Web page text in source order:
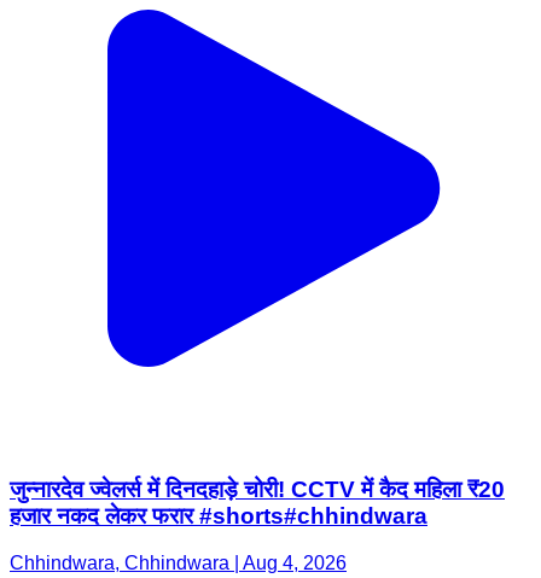
जुन्नारदेव ज्वेलर्स में दिनदहाड़े चोरी! CCTV में कैद महिला ₹20
हजार नकद लेकर फरार #shorts#chhindwara
Chhindwara, Chhindwara | Aug 4, 2026